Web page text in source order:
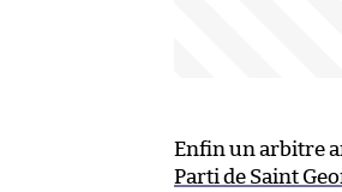
Enfin un arbitre
Parti de Saint